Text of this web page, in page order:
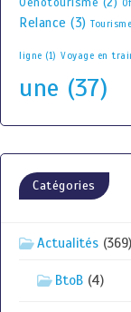
Relance (3)
ligne (1) Voyage en
une (37)
Catégories
Actualités (369)
BtoB (4)